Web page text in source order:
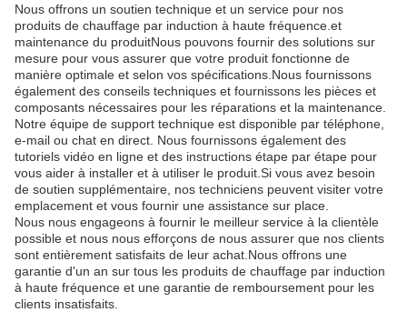
Nous offrons un soutien technique et un service pour nos
produits de chauffage par induction à haute fréquence.et
maintenance du produitNous pouvons fournir des solutions sur
mesure pour vous assurer que votre produit fonctionne de
manière optimale et selon vos spécifications.Nous fournissons
également des conseils techniques et fournissons les pièces et
composants nécessaires pour les réparations et la maintenance.
Notre équipe de support technique est disponible par téléphone,
e-mail ou chat en direct. Nous fournissons également des
tutoriels vidéo en ligne et des instructions étape par étape pour
vous aider à installer et à utiliser le produit.Si vous avez besoin
de soutien supplémentaire, nos techniciens peuvent visiter votre
emplacement et vous fournir une assistance sur place.
Nous nous engageons à fournir le meilleur service à la clientèle
possible et nous nous efforçons de nous assurer que nos clients
sont entièrement satisfaits de leur achat.Nous offrons une
garantie d'un an sur tous les produits de chauffage par induction
à haute fréquence et une garantie de remboursement pour les
clients insatisfaits.